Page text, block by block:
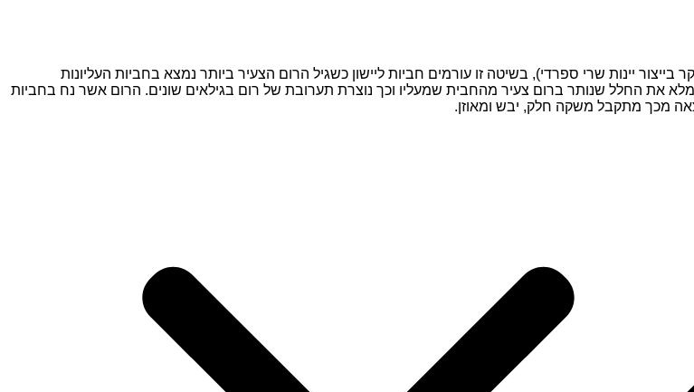
בעיקר בייצור יינות שרי ספרדי), בשיטה זו עורמים חביות ליישון כשגיל הרום הצעיר ביותר נמצא בחביות העליונות
את החלל שנותר ברום צעיר מהחבית שמעליו וכך נוצרת תערובת של רום בגילאים שונים. הרום אשר נח בחביות